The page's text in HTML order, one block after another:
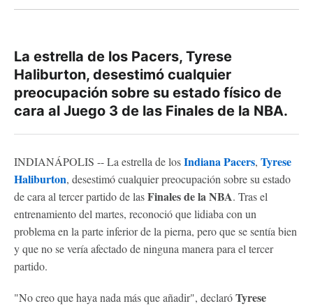
La estrella de los Pacers, Tyrese
Haliburton, desestimó cualquier
preocupación sobre su estado físico de
cara al Juego 3 de las Finales de la NBA.
INDIANÁPOLIS -- La estrella de losIndiana Pacers, Tyrese
Haliburton, desestimó cualquier preocupación sobre su estado
de cara al tercer partido de lasFinales de la NBA. Tras el
entrenamiento del martes, reconoció que lidiaba con un
problema en la parte inferior de la pierna, pero que se sentía bien
y que no se vería afectado de ninguna manera para el tercer
partido.
"No creo que haya nada más que añadir", declaróTyrese